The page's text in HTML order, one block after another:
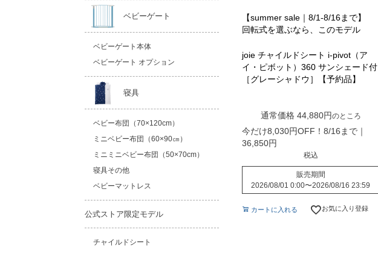
ベビーゲート
ベビーゲート本体
ベビーゲート オプション
寝具
ベビー布団（70×120cm）
ミニベビー布団（60×90㎝）
ミニミニベビー布団（50×70cm）
寝具その他
ベビーマットレス
公式ストア限定モデル
チャイルドシート
【summer sale｜8/1-8/16まで】
回転式を選ぶなら、このモデル
joie チャイルドシート i-pivot（ア
イ・ピボット）360 サンシェード付
［グレーシャドウ］【予約品】
通常価格 44,880 のところ
今だけ8,030円OFF！8/16まで｜
36,850
税込
販売期間
2026/08/01 0:00〜2026/08/16 23:59
カートに入れる お気に入り登録